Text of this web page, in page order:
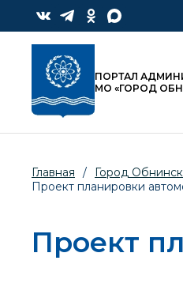
ПОРТАЛ
МО «ГОРОД
Главная / Город Обнинск
Проект планировки
Проект